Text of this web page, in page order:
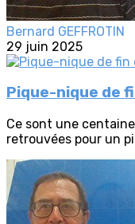
Bernard GEFFROTIN
29 juin 2025
Pique-nique de
Ce sont une
retrouvées pour un